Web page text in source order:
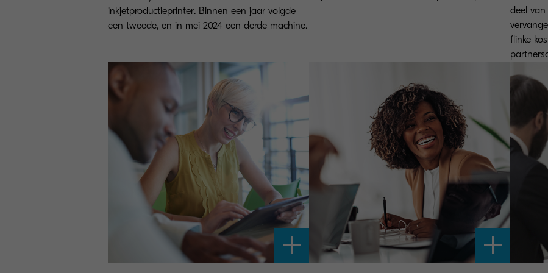
inkjetproductieprinter. Binnen een jaar volgde
een tweede, en in mei 2024 een derde machine.
deel
flinke